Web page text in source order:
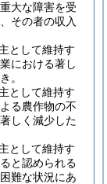
大な障害を受
その者の収入
として維持す
における著し
。
として維持す
る農作物の不
しく減少した
として維持す
と認められる
難な状況にあ